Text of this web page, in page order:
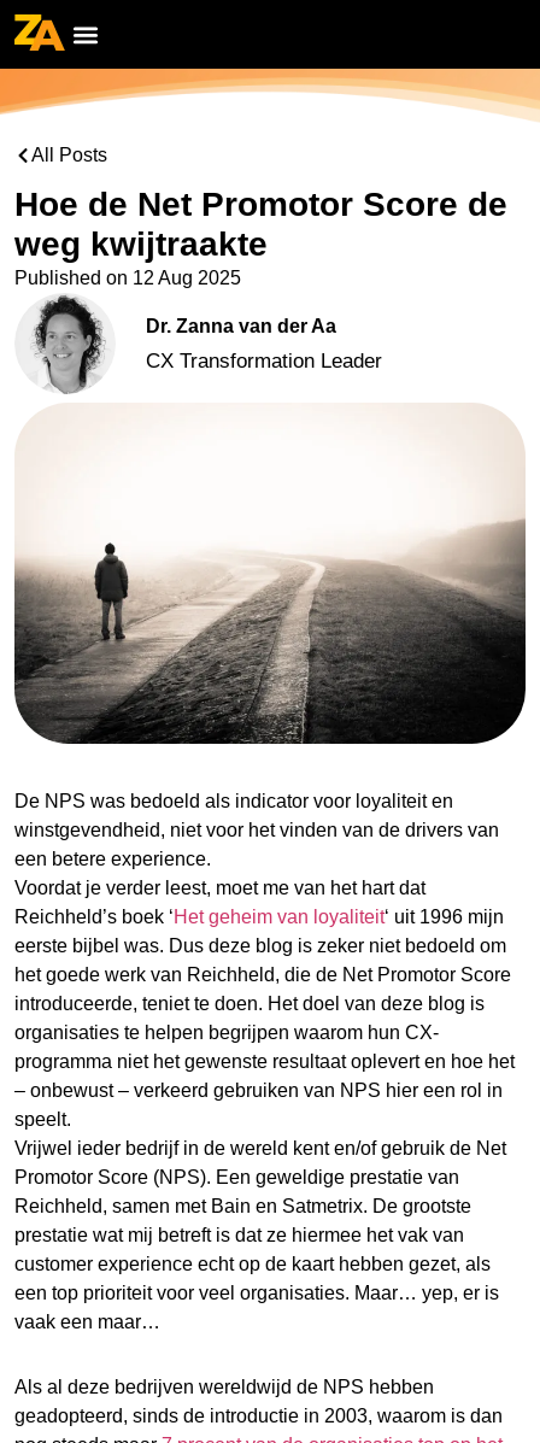
All Posts
Hoe de Net Promotor Score de
weg kwijtraakte
Published on 12 Aug 2025
Dr. Zanna van der Aa
CX Transformation Leader
De NPS was bedoeld als indicator voor loyaliteit en
winstgevendheid, niet voor het vinden van de drivers van
een betere experience.
Voordat je verder leest, moet me van het hart dat
Reichheld’s boek ‘Het geheim van loyaliteit‘ uit 1996 mijn
eerste bijbel was. Dus deze blog is zeker niet bedoeld om
het goede werk van Reichheld, die de Net Promotor Score
introduceerde, teniet te doen. Het doel van deze blog is
organisaties te helpen begrijpen waarom hun CX-
programma niet het gewenste resultaat oplevert en hoe het
– onbewust – verkeerd gebruiken van NPS hier een rol in
speelt.
Vrijwel ieder bedrijf in de wereld kent en/of gebruik de Net
Promotor Score (NPS). Een geweldige prestatie van
Reichheld, samen met Bain en Satmetrix. De grootste
prestatie wat mij betreft is dat ze hiermee het vak van
customer experience echt op de kaart hebben gezet, als
een top prioriteit voor veel organisaties. Maar… yep, er is
vaak een maar…
Als al deze bedrijven wereldwijd de NPS hebben
geadopteerd, sinds de introductie in 2003, waarom is dan